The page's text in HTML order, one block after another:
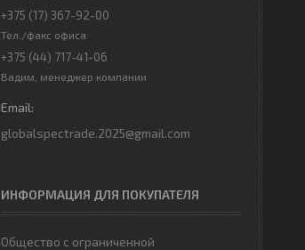
+375 (17) 367-92-00
Тел./факс офиса
+375 (44) 717-41-06
Вадим, менеджер компании
globalspectrade.2025@gmail.com
ИНФОРМАЦИЯ ДЛЯ ПОКУПАТЕЛЯ
Общество с ограниченной